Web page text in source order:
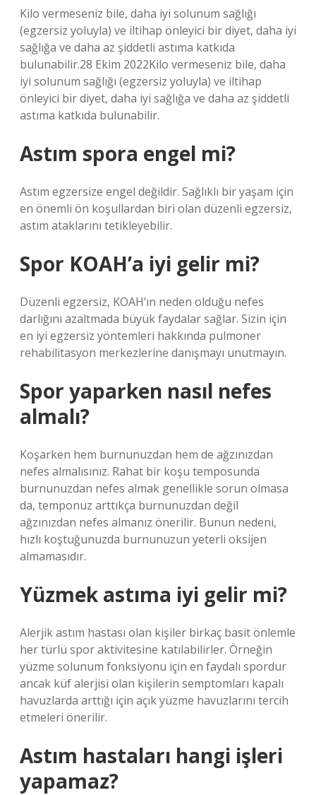
Kilo vermeseniz bile, daha iyi solunum sağlığı
(egzersiz yoluyla) ve iltihap önleyici bir diyet, daha iyi
sağlığa ve daha az şiddetli astıma katkıda
bulunabilir.28 Ekim 2022Kilo vermeseniz bile, daha
iyi solunum sağlığı (egzersiz yoluyla) ve iltihap
önleyici bir diyet, daha iyi sağlığa ve daha az şiddetli
astıma katkıda bulunabilir.
Astım spora engel mi?
Astım egzersize engel değildir. Sağlıklı bir yaşam için
en önemli ön koşullardan biri olan düzenli egzersiz,
astım ataklarını tetikleyebilir.
Spor KOAH’a iyi gelir mi?
Düzenli egzersiz, KOAH’ın neden olduğu nefes
darlığını azaltmada büyük faydalar sağlar. Sizin için
en iyi egzersiz yöntemleri hakkında pulmoner
rehabilitasyon merkezlerine danışmayı unutmayın.
Spor yaparken nasıl nefes
almalı?
Koşarken hem burnunuzdan hem de ağzınızdan
nefes almalısınız. Rahat bir koşu temposunda
burnunuzdan nefes almak genellikle sorun olmasa
da, temponuz arttıkça burnunuzdan değil
ağzınızdan nefes almanız önerilir. Bunun nedeni,
hızlı koştuğunuzda burnunuzun yeterli oksijen
almamasıdır.
Yüzmek astıma iyi gelir mi?
Alerjik astım hastası olan kişiler birkaç basit önlemle
her türlü spor aktivitesine katılabilirler. Örneğin
yüzme solunum fonksiyonu için en faydalı spordur
ancak küf alerjisi olan kişilerin semptomları kapalı
havuzlarda arttığı için açık yüzme havuzlarını tercih
etmeleri önerilir.
Astım hastaları hangi işleri
yapamaz?